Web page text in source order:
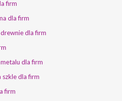
firm
dla firm
dla firm
dla firm
szkle dla firm
firm